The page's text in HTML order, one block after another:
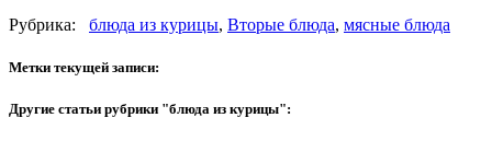
Рубрика: блюда из курицы, Вторые блюда, мясные блюда
Метки текущей записи:
Другие статьи рубрики "блюда из курицы":